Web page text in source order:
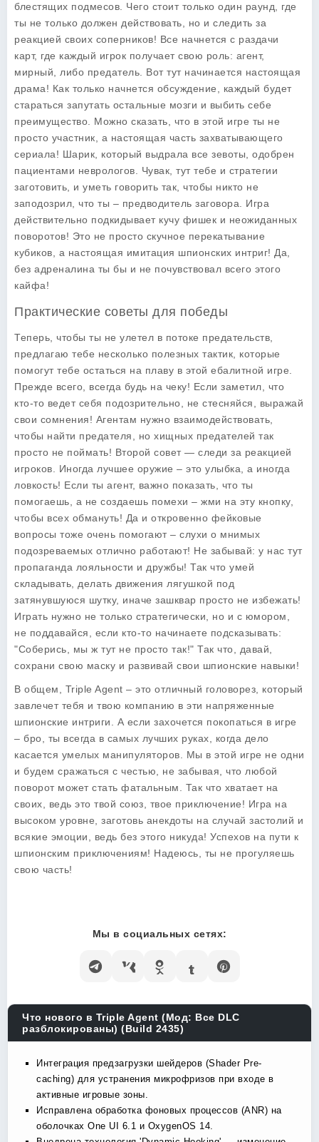
блестящих подмесов. Чего стоит только один раунд, где
ты не только должен действовать, но и следить за
реакцией своих соперников! Все начнется с раздачи
карт, где каждый игрок получает свою роль: агент,
мирный, либо предатель. Вот тут начинается настоящая
драма! Как только начнется обсуждение, каждый будет
стараться запутать остальные мозги и выбить себе
преимущество. Можно сказать, что в этой игре ты не
просто участник, а настоящая часть захватывающего
сериала! Шарик, который выдрала все зевоты, одобрен
пациентами неврологов. Чувак, тут тебе и стратегии
заготовить, и уметь говорить так, чтобы никто не
заподозрил, что ты – предводитель заговора. Игра
действительно подкидывает кучу фишек и неожиданных
поворотов! Это не просто скучное перекатывание
кубиков, а настоящая имитация шпионских интриг! Да,
без адреналина ты бы и не почувствовал всего этого
кайфа!
Практические советы для победы
Теперь, чтобы ты не улетел в потоке предательств,
предлагаю тебе несколько полезных тактик, которые
помогут тебе остаться на плаву в этой ебалитной игре.
Прежде всего, всегда будь на чеку! Если заметил, что
кто-то ведет себя подозрительно, не стесняйся, выражай
свои сомнения! Агентам нужно взаимодействовать,
чтобы найти предателя, но хищных предателей так
просто не поймать! Второй совет — следи за реакцией
игроков. Иногда лучшее оружие – это улыбка, а иногда
ловкость! Если ты агент, важно показать, что ты
помогаешь, а не создаешь помехи – жми на эту кнопку,
чтобы всех обмануть! Да и откровенно фейковые
вопросы тоже очень помогают – слухи о мнимых
подозреваемых отлично работают! Не забывай: у нас тут
пропаганда лояльности и дружбы! Так что умей
складывать, делать движения лягушкой под
затянувшуюся шутку, иначе зашквар просто не избежать!
Играть нужно не только стратегически, но и с юмором,
не поддавайся, если кто-то начинаете подсказывать:
"Соберись, мы ж тут не просто так!" Так что, давай,
сохрани свою маску и развивай свои шпионские навыки!
В общем, Triple Agent – это отличный головорез, который
завлечет тебя и твою компанию в эти напряженные
шпионские интриги. А если захочется покопаться в игре
– бро, ты всегда в самых лучших руках, когда дело
касается умелых манипуляторов. Мы в этой игре не одни
и будем сражаться с честью, не забывая, что любой
поворот может стать фатальным. Так что хватает на
своих, ведь это твой союз, твое приключение! Игра на
высоком уровне, заготовь анекдоты на случай застолий и
всякие эмоции, ведь без этого никуда! Успехов на пути к
шпионским приключениям! Надеюсь, ты не прогуляешь
свою часть!
Мы в социальных сетях:
Что нового в Triple Agent (Мод: Все DLC
разблокированы) (Build 2435)
Интеграция предзагрузки шейдеров (Shader Pre-
caching) для устранения микрофризов при входе в
активные игровые зоны.
Исправлена обработка фоновых процессов (ANR) на
оболочках One UI 6.1 и OxygenOS 14.